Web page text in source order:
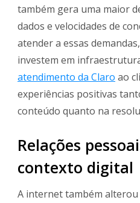
também gera uma maior
dados e velocidades de
atender a essas
investem em
atendimento da Claro ao
experiências positivas
conteúdo quanto na
Relações
contexto digital
A internet também